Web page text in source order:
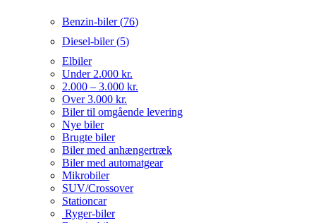
Benzin-biler (76)
Diesel-biler (5)
Elbiler
Under 2.000 kr.
2.000 – 3.000 kr.
Over 3.000 kr.
Biler til omgående levering
Nye biler
Brugte biler
Biler med anhængertræk
Biler med automatgear
Mikrobiler
SUV/Crossover
Stationcar
Ryger-biler